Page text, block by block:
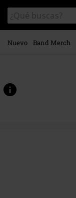
contenido
principal
Buscar
en
el
catálogo
Nuevo Band Merch